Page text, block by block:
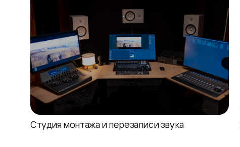
Студия монтажа и перезаписи звука